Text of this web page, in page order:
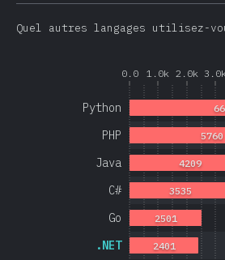
Quel autres langages utilisez-
0.0 1.0k 2.0k 3.0k
.NET
Go
C#
Java
PHP
Python
2401
2501
3535
4209
5760